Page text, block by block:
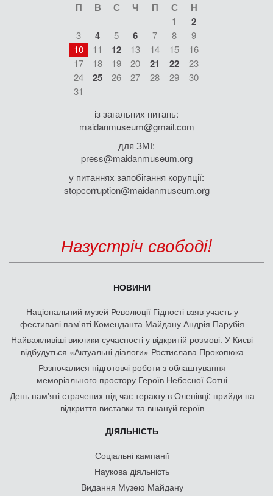
П В С Ч П С Н
1 2
3 4 5 6 7 8
9
10
11 12 13 14 15
16
17
18 19 20 21 22
23
24
25 26 27 28 29
30
31
із загальних питань:
maidanmuseum@gmail.com
для ЗМІ:
press@maidanmuseum.org
у питаннях запобігання корупції:
stopcorruption@maidanmuseum.org
Назустріч свободі!
НОВИНИ
Національний музей Революції Гідності взяв участь у
фестивалі пам'яті Коменданта Майдану Андрія Парубія
Найважливіші виклики сучасності у відкритій розмові. У Києві
відбудуться «Актуальні діалоги» Ростислава Прокопюка
Розпочалися підготовчі роботи з облаштування
меморіального простору Героїв Небесної Сотні
День памʼяті страчених під час теракту в Оленівці: прийди на
відкриття виставки та вшануй героїв
ДІЯЛЬНІСТЬ
Соціальні кампанії
Наукова діяльність
Видання Музею Майдану